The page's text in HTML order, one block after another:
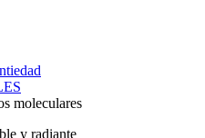
moleculares